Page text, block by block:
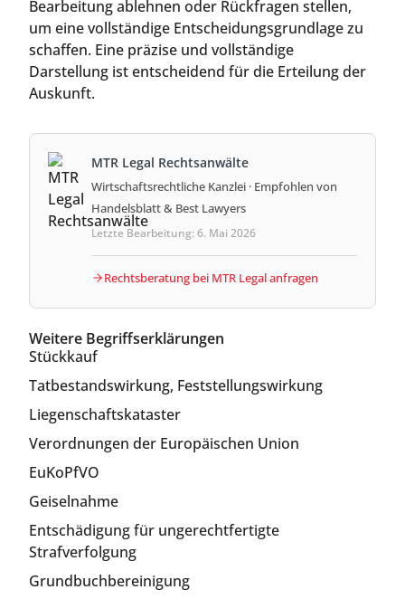
Bearbeitung ablehnen oder Rückfragen stellen,
um eine vollständige Entscheidungsgrundlage zu
schaffen. Eine präzise und vollständige
Darstellung ist entscheidend für die Erteilung der
Auskunft.
MTR Legal Rechtsanwälte
Wirtschaftsrechtliche Kanzlei · Empfohlen von
Handelsblatt & Best Lawyers
Letzte Bearbeitung: 6. Mai 2026
Rechtsberatung bei MTR Legal anfragen
Weitere Begriffserklärungen
Stückkauf
Tatbestandswirkung, Feststellungswirkung
Liegenschaftskataster
Verordnungen der Europäischen Union
EuKoPfVO
Geiselnahme
Entschädigung für ungerechtfertigte
Strafverfolgung
Grundbuchbereinigung